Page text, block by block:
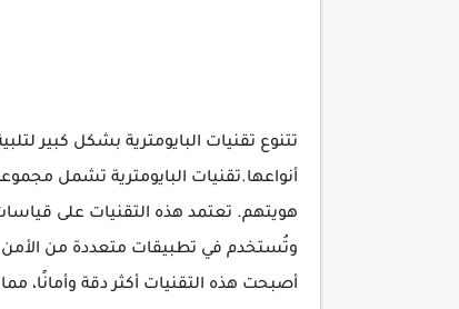
تتنوع تقنيات البايومترية بشكل كبير
أنواعها.تقنيات البايومترية تشمل
هويتهم. تعتمد هذه التقنيات على
وتُستخدم في تطبيقات متعددة من الأمن
أصبحت هذه التقنيات أكثر دقة وأمانًا،